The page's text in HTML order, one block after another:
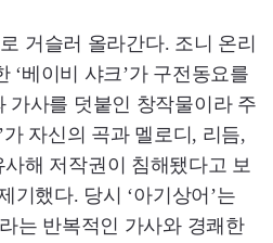
거슬러 올라간다. 조니 온리
‘베이비 샤크’가 구전동요를
가사를 덧붙인 창작물이라 주
가 자신의 곡과 멜로디, 리듬,
해 저작권이 침해됐다고 보
기했다. 당시 ‘아기상어’는
는 반복적인 가사와 경쾌한